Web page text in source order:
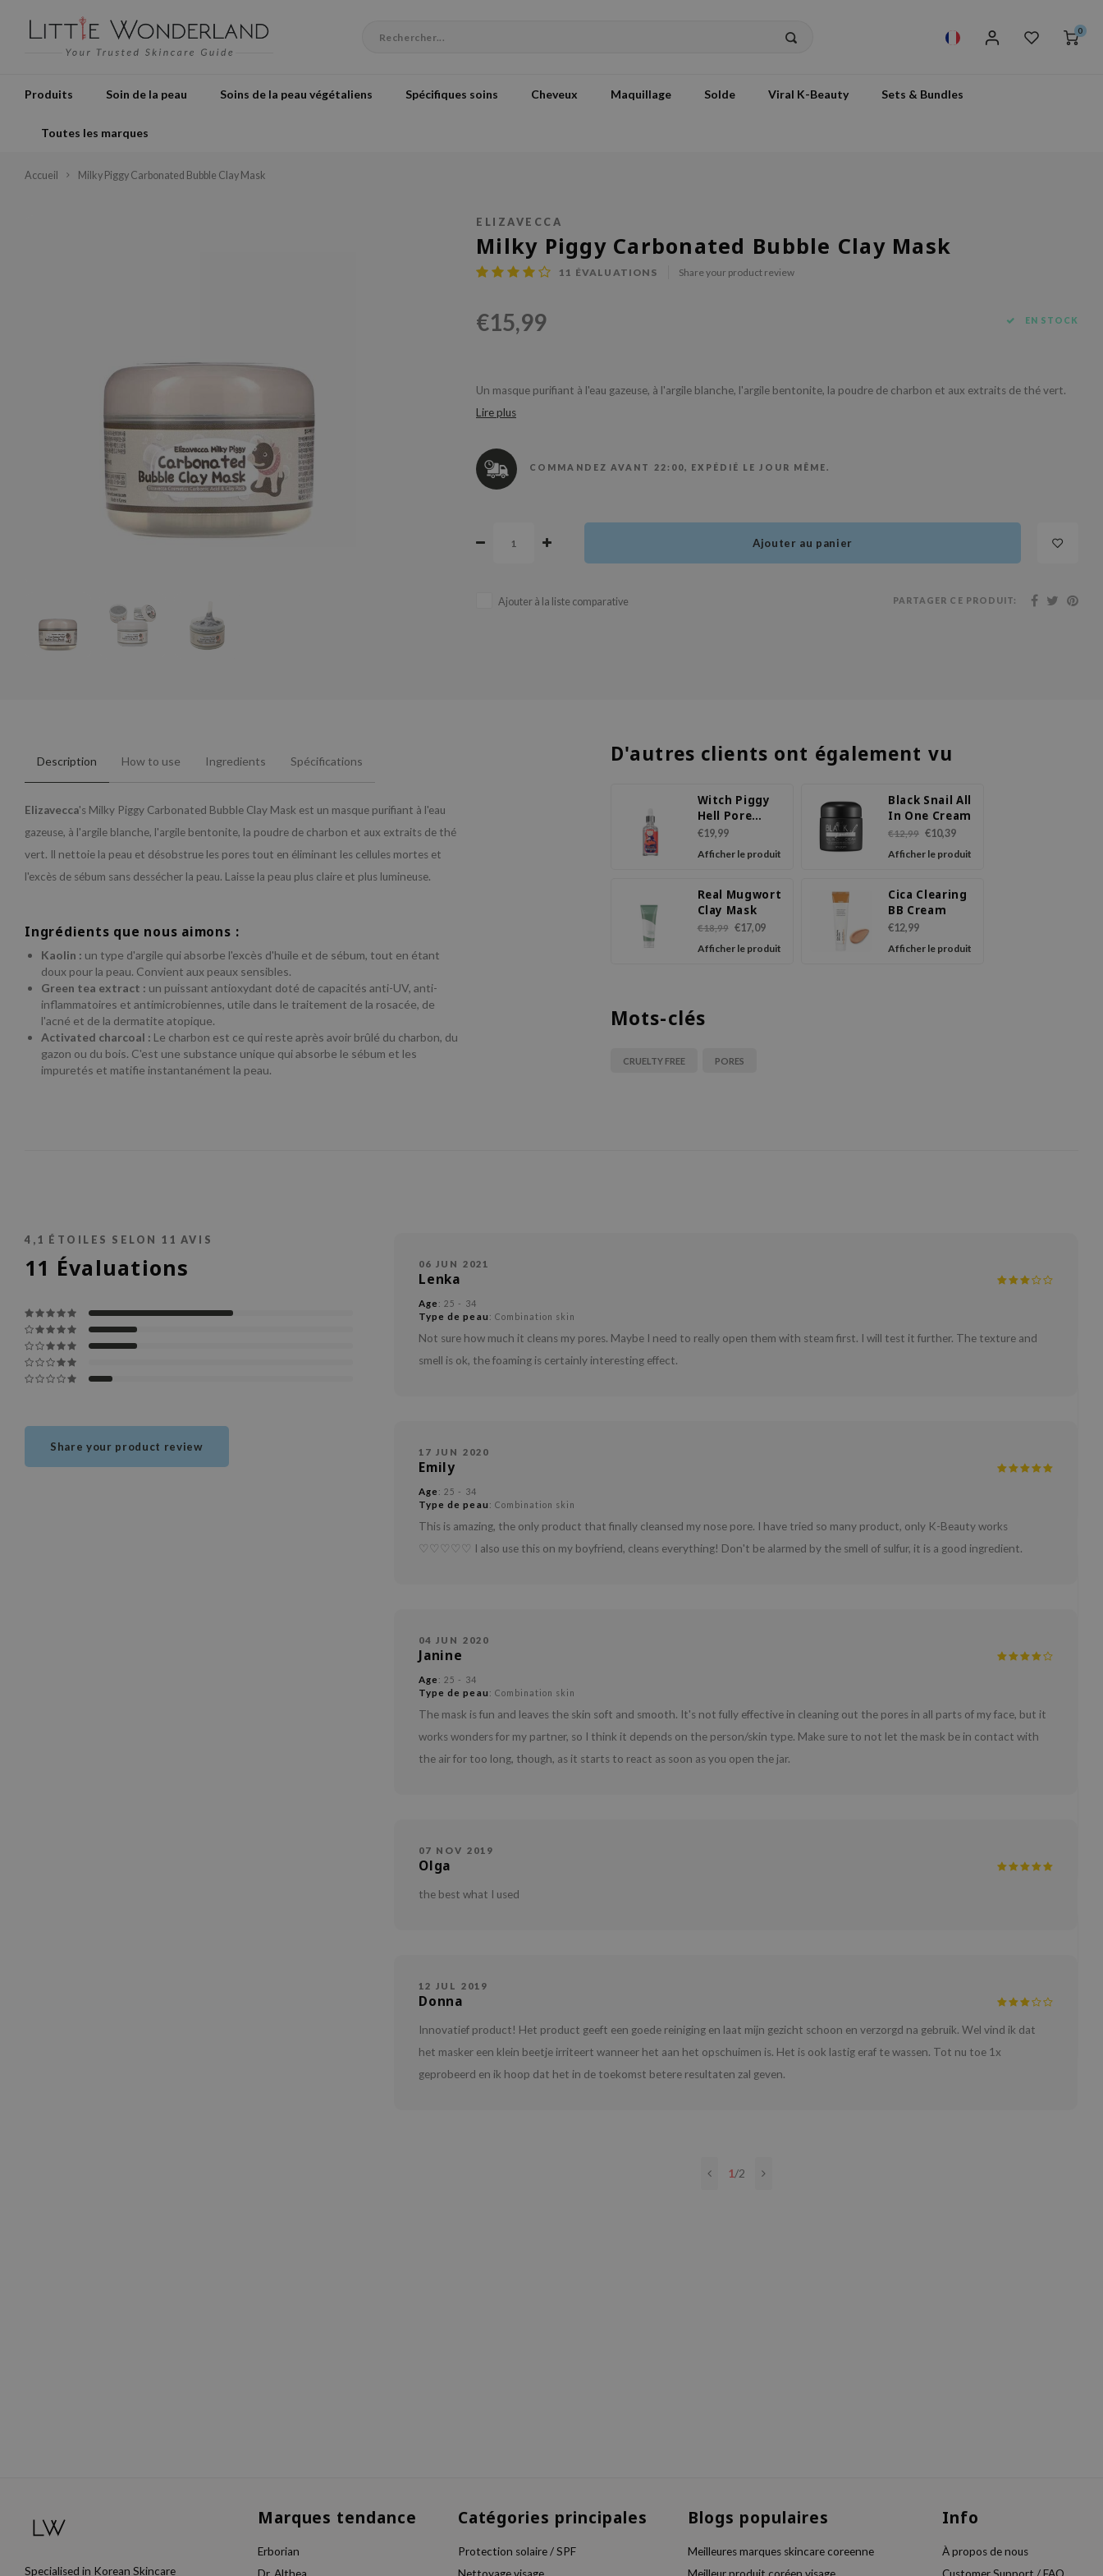
0
Produits Soin de la peau Soins de la peau végétaliens Spécifiques soins Cheveux Maquillage Solde Viral K-Beauty Sets & Bundles
Toutes les marques
Accueil Milky Piggy Carbonated Bubble Clay Mask
ELIZAVECCA
Milky Piggy Carbonated Bubble Clay Mask
11 ÉVALUATIONS Share your product review
€15,99 EN STOCK
Un masque purifiant à l'eau gazeuse, à l'argile blanche, l'argile bentonite, la poudre de charbon et aux extraits de thé vert.
Lire plus
COMMANDEZ AVANT 22:00, EXPÉDIÉ LE JOUR MÊME.
Ajouter au panier
Ajouter à la liste comparative PARTAGER CE PRODUIT:
Description How to use Ingredients Spécifications
Elizavecca's Milky Piggy Carbonated Bubble Clay Mask est un masque purifiant à l'eau
gazeuse, à l'argile blanche, l'argile bentonite, la poudre de charbon et aux extraits de thé
vert. Il nettoie la peau et désobstrue les pores tout en éliminant les cellules mortes et
l'excès de sébum sans dessécher la peau. Laisse la peau plus claire et plus lumineuse.
Ingrédients que nous aimons :
Kaolin : un type d'argile qui absorbe l'excès d'huile et de sébum, tout en étant
doux pour la peau. Convient aux peaux sensibles.
Green tea extract : un puissant antioxydant doté de capacités anti-UV, anti-
inflammatoires et antimicrobiennes, utile dans le traitement de la rosacée, de
l'acné et de la dermatite atopique.
Activated charcoal : Le charbon est ce qui reste après avoir brûlé du charbon, du
gazon ou du bois. C'est une substance unique qui absorbe le sébum et les
impuretés et matifie instantanément la peau.
D'autres clients ont également vu
Witch Piggy
Hell Pore
Control
€19,99
Afficher le produit
Black Snail All
In One Cream
€12,99 €10,39
Afficher le produit
Real Mugwort
Clay Mask
€18,99 €17,09
Afficher le produit
Cica Clearing
BB Cream
€12,99
Afficher le produit
Mots-clés
CRUELTY FREE PORES
4,1 ÉTOILES SELON 11 AVIS
11 Évaluations
Share your product review
06 JUN 2021
Lenka
Age : 25 - 34
Type de peau : Combination skin
Not sure how much it cleans my pores. Maybe I need to really open them with steam first. I will test it further. The texture and
smell is ok, the foaming is certainly interesting effect.
17 JUN 2020
Emily
Age : 25 - 34
Type de peau : Combination skin
This is amazing, the only product that finally cleansed my nose pore. I have tried so many product, only K-Beauty works
♡♡♡♡♡ I also use this on my boyfriend, cleans everything! Don't be alarmed by the smell of sulfur, it is a good ingredient.
04 JUN 2020
Janine
Age : 25 - 34
Type de peau : Combination skin
The mask is fun and leaves the skin soft and smooth. It's not fully effective in cleaning out the pores in all parts of my face, but it
works wonders for my partner, so I think it depends on the person/skin type. Make sure to not let the mask be in contact with
the air for too long, though, as it starts to react as soon as you open the jar.
07 NOV 2019
Olga
the best what I used
12 JUL 2019
Donna
Innovatief product! Het product geeft een goede reiniging en laat mijn gezicht schoon en verzorgd na gebruik. Wel vind ik dat
het masker een klein beetje irriteert wanneer het aan het opschuimen is. Het is ook lastig eraf te wassen. Tot nu toe 1x
geprobeerd en ik hoop dat het in de toekomst betere resultaten zal geven.
1/2
Specialised in Korean Skincare
Marques tendance
Erborian
Catégories principales
Protection solaire / SPF
Blogs populaires
Meilleures marques skincare coreenne
Info
À propos de nous